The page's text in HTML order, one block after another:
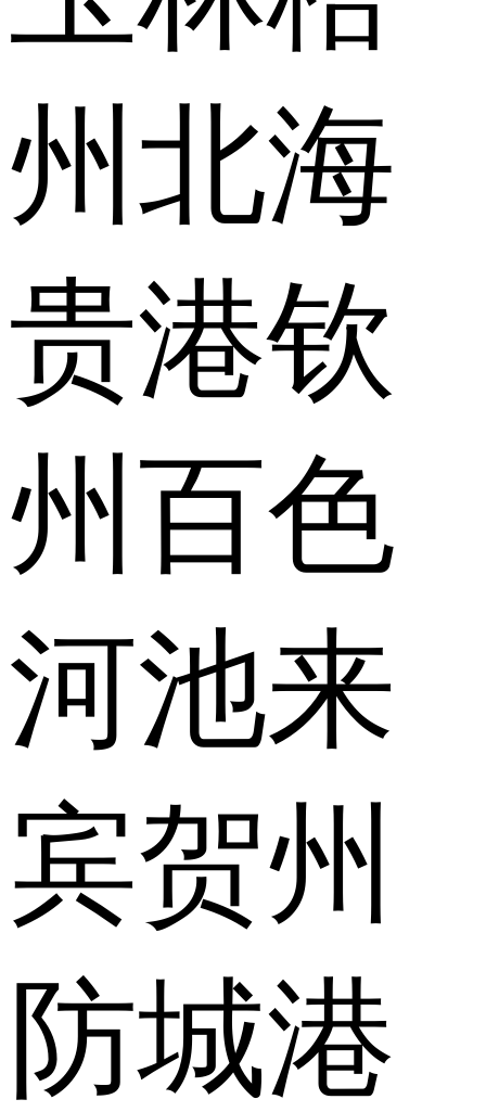
州 北海
贵港钦
州 百色
河池来
宾贺州
防城港